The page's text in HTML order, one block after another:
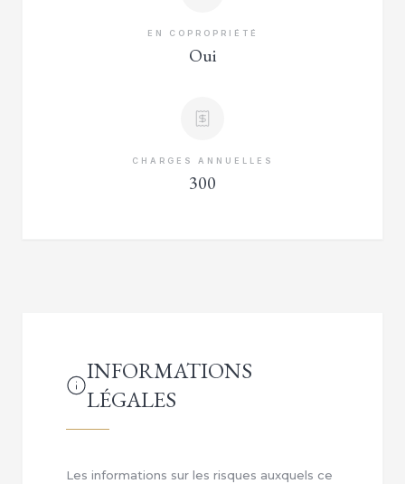
EN COPROPRIÉTÉ
Oui
CHARGES ANNUELLES
300
INFORMATIONS
LÉGALES
Les informations sur les risques auxquels ce